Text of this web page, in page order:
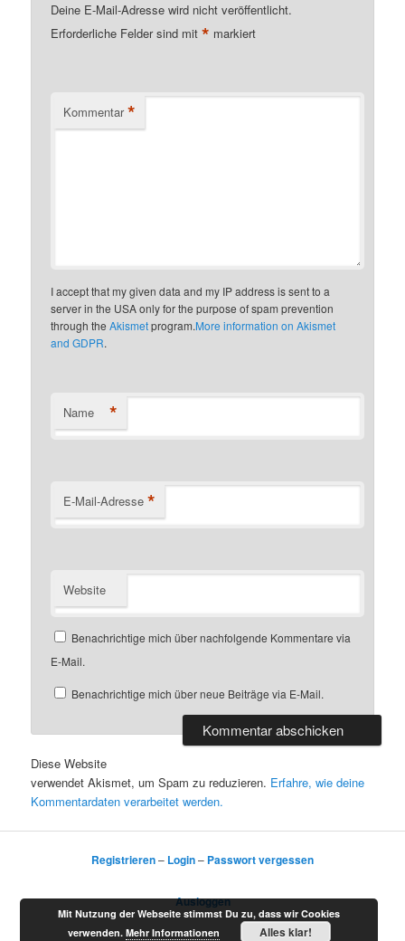
Deine E-Mail-Adresse wird nicht veröffentlicht.
Erforderliche Felder sind mit* markiert
Kommentar *
I accept that my given data and my IP address is sent to a
server in the USA only for the purpose of spam prevention
through theAkismetprogram.More information on Akismet
and GDPR.
Name *
E-Mail-Adresse *
Website
Benachrichtige mich über nachfolgende Kommentare via
E-Mail.
Benachrichtige mich über neue Beiträge via E-Mail.
Diese Website
verwendet Akismet, um Spam zu reduzieren. Erfahre, wie deine
Kommentardaten verarbeitet werden.
Registrieren– Login– Passwort vergessen
Ausloggen
Mit Nutzung der Webseite stimmst Du zu, dass wir Cookies
verwenden. Mehr Informationen Alles klar!